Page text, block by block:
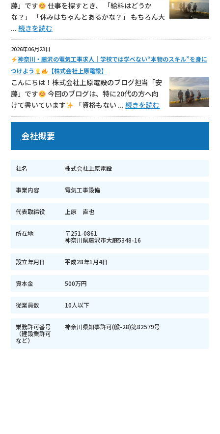
藤」です
仕事を探すとき、 「給料はどうか
な？」 「休みはちゃんとあるかな？」 もちろん大
...続きを読む
2026年06月23日
神奈川・藤沢の電気工事求人｜学校では学べない“本物のスキル”を身に
つけよう
【株式会社上原電設】
こんにちは！株式会社上原電設のブログ担当「安
藤」です
今回のブログは、特に20代の方へ向
けて書いています
「資格もない ...続きを読む
会社概要
社名 株式会社上原電設
事業内容 電気工事設備
代表取締役 上原 直也
所在地
〒251-0861
神奈川県藤沢市大庭5348-16
設立年月日 平成28年1月4日
資本金 500万円
従業員数 10人以下
業務許可番号
（建設業許可
など）
神奈川県知事許可(般-28)第82579号